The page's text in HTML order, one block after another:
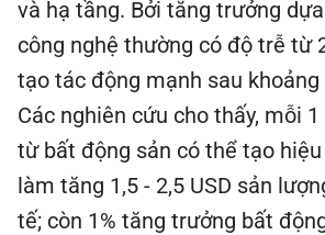
và hạ tầng. Bởi tăng trưởng
công nghệ thường có độ trễ từ
tạo tác động mạnh sau khoảng
Các nghiên cứu cho thấy, mỗi
từ bất động sản có thể tạo
làm tăng 1,5 - 2,5 USD sản
tế; còn 1% tăng trưởng bất